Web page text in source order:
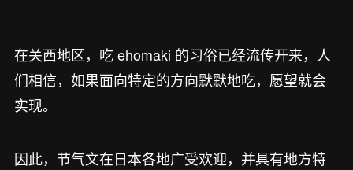
在关西地区，吃 ehomaki 的习俗已经流传开来，人
们相信，如果面向特定的方向默默地吃，愿望就会
实现。
因此，节气文在日本各地广受欢迎，并具有地方特